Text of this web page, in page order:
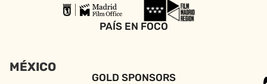
PAÍS EN FOCO
MÉXICO
GOLD SPONSORS